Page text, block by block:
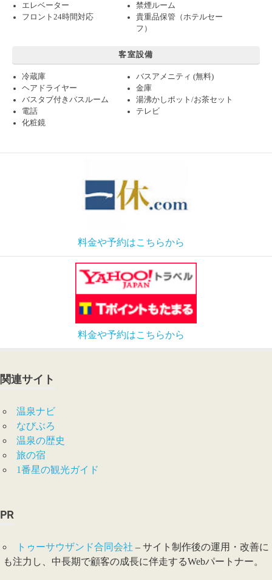
エレベーター
禁煙ルーム
フロント24時間対応
貴重品保管（ホテルセー
フ）
客室設備
冷蔵庫
バスアメニティ (無料)
ヘアドライヤー
金庫
バスタブ付きバスルーム
湯沸かしポット/お茶セット
電話
テレビ
化粧鏡
料金や予約はこちらから
料金や予約はこちらから
関連サイト
温泉ナビ
なびぶろ
温泉の歴史
旅の宿
1番星の観光ガイド
PR
トゥーサウザンド合同会社 – サイト制作後の運用・改善に
も注力し、中長期で顧客の成長に伴走するWebパートナー。